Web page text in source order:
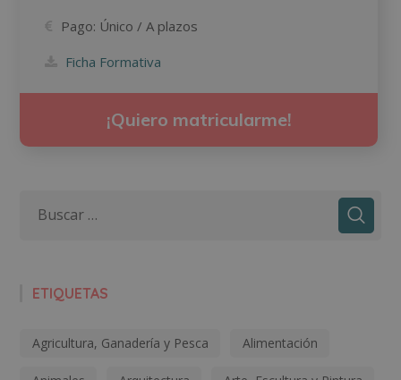
Pago: Único / A plazos
Ficha Formativa
¡Quiero matricularme!
ETIQUETAS
Agricultura, Ganadería y Pesca Alimentación